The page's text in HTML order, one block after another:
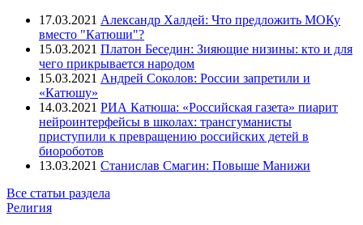
17.03.2021 Александр Халдей: Что предложить МОКу
вместо "Катюши"?
15.03.2021 Платон Беседин: Зияющие низины: кто и для
чего прикрывается народом
15.03.2021 Андрей Соколов: России запретили и
«Катюшу»
14.03.2021 РИА Катюша: «Российская газета» пиарит
нейроинтерфейсы в школах: трансгуманисты
приступили к превращению российских детей в
биороботов
13.03.2021 Станислав Смагин: Повыше Манижи
Все статьи раздела
Религия